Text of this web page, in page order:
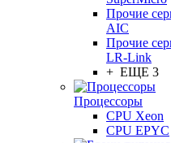
Прочие
AIC
Прочие
LR-Link
+ ЕЩЕ 3
Процессоры
CPU Xeon
CPU EPYC